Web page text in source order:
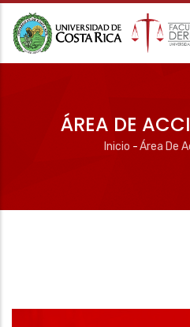
contenido
ÁREA DE
Ruta
Inicio -Área De